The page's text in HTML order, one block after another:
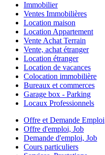
Immobilier
Ventes Immobilières
Location maison
Location Appartement
Vente Achat Terrain
Vente, achat étranger
Location étranger
Location de vacances
Colocation immobilière
Bureaux et commerces
Garage box - Parking
Locaux Professionnels
Offre et Demande Emploi
Offre d'emploi, Job
Demande d'emploi, Job
Cours particuliers